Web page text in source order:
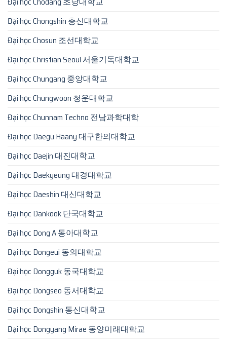
Đại học Chongshin 총신대학교
Đại học Chosun 조선대학교
Đại học Christian Seoul 서울기독대학교
Đại học Chungang 중앙대학교
Đại học Chungwoon 청운대학교
Đại học Chunnam Techno 전남과학대학
Đại học Daegu Haany 대구한의대학교
Đại học Daejin 대진대학교
Đại học Daekyeung 대경대학교
Đại học Daeshin 대신대학교
Đại học Dankook 단국대학교
Đại học Dong A 동아대학교
Đại học Dongeui 동의대학교
Đại học Dongguk 동국대학교
Đại học Dongseo 동서대학교
Đại học Dongshin 동신대학교
Đại học Dongyang Mirae 동양미래대학교